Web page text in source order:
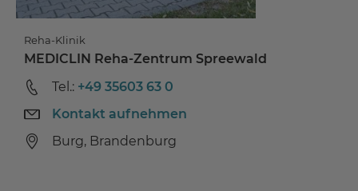
Reha-Klinik
MEDICLIN Reha-Zentrum Spreewald
Tel.: +49 35603 63 0
Kontakt aufnehmen
Burg, Brandenburg